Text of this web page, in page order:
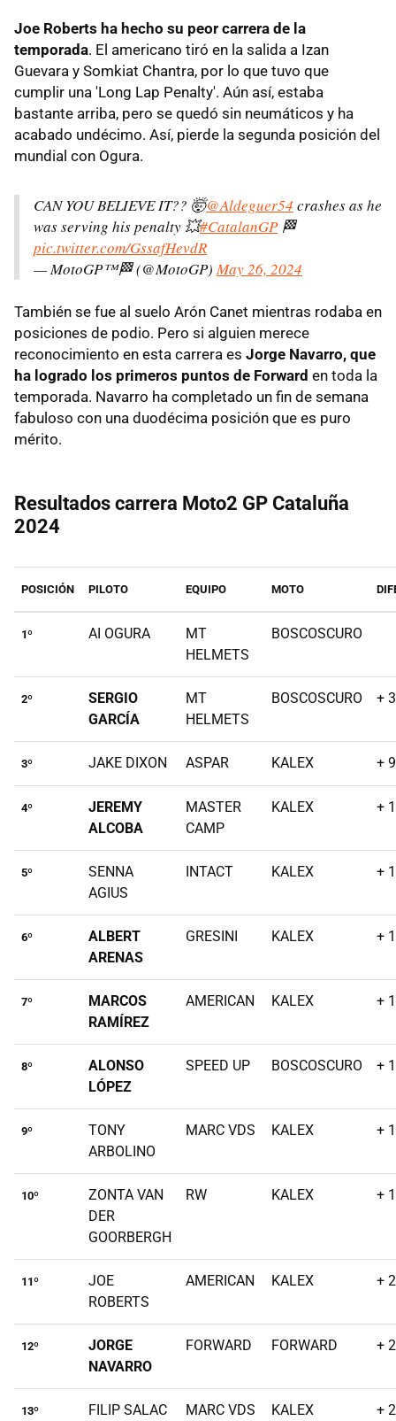
Joe Roberts ha hecho su peor carrera de la
temporada. El americano tiró en la salida a Izan
Guevara y Somkiat Chantra, por lo que tuvo que
cumplir una 'Long Lap Penalty'. Aún así, estaba
bastante arriba, pero se quedó sin neumáticos y ha
acabado undécimo. Así, pierde la segunda posición del
mundial con Ogura.
CAN YOU BELIEVE IT?? 🤯@Aldeguer54 crashes as he
was serving his penalty 💥#CatalanGP🏁
pic.twitter.com/GssafHevdR
— MotoGP™🏁 (@MotoGP)May 26, 2024
También se fue al suelo Arón Canet mientras rodaba en
posiciones de podio. Pero si alguien merece
reconocimiento en esta carrera es Jorge Navarro, que
ha logrado los primeros puntos de Forward en toda la
temporada. Navarro ha completado un fin de semana
fabuloso con una duodécima posición que es puro
mérito.
Resultados carrera Moto2 GP Cataluña
2024
POSICIÓN PILOTO EQUIPO MOTO
1º AI OGURA
MT
HELMETS
BOSCOSCURO
2º
SERGIO
GARCÍA
MT
HELMETS
BOSCOSCURO +
3º JAKE DIXON ASPAR KALEX +
4º
JEREMY
ALCOBA
MASTER
CAMP
KALEX +
5º
SENNA
AGIUS
INTACT KALEX +
6º
ALBERT
ARENAS
GRESINI KALEX +
7º
MARCOS
RAMÍREZ
AMERICAN KALEX +
8º
ALONSO
LÓPEZ
SPEED UP BOSCOSCURO +
9º
TONY
ARBOLINO
MARC VDS KALEX +
10º
ZONTA VAN
DER
GOORBERGH
RW KALEX +
11º
JOE
ROBERTS
AMERICAN KALEX +
12º
JORGE
NAVARRO
FORWARD FORWARD +
13º FILIP SALAC MARC VDS KALEX +